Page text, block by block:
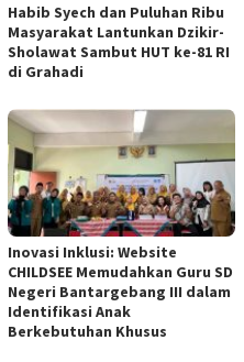
Habib Syech dan Puluhan Ribu
Masyarakat Lantunkan Dzikir-
Sholawat Sambut HUT ke-81 RI
di Grahadi
Inovasi Inklusi: Website
CHILDSEE Memudahkan Guru SD
Negeri Bantargebang III dalam
Identifikasi Anak
Berkebutuhan Khusus